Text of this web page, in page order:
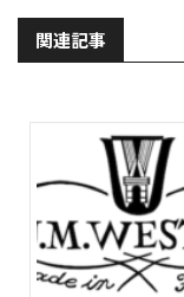
関連記事